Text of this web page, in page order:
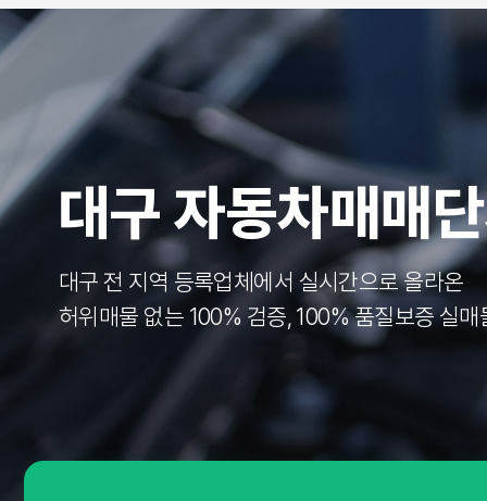
대구 자동차매매
대구 전 지역 등록업체에서 실시간으로 올라온
허위매물 없는 100% 검증, 100% 품질보증 실매